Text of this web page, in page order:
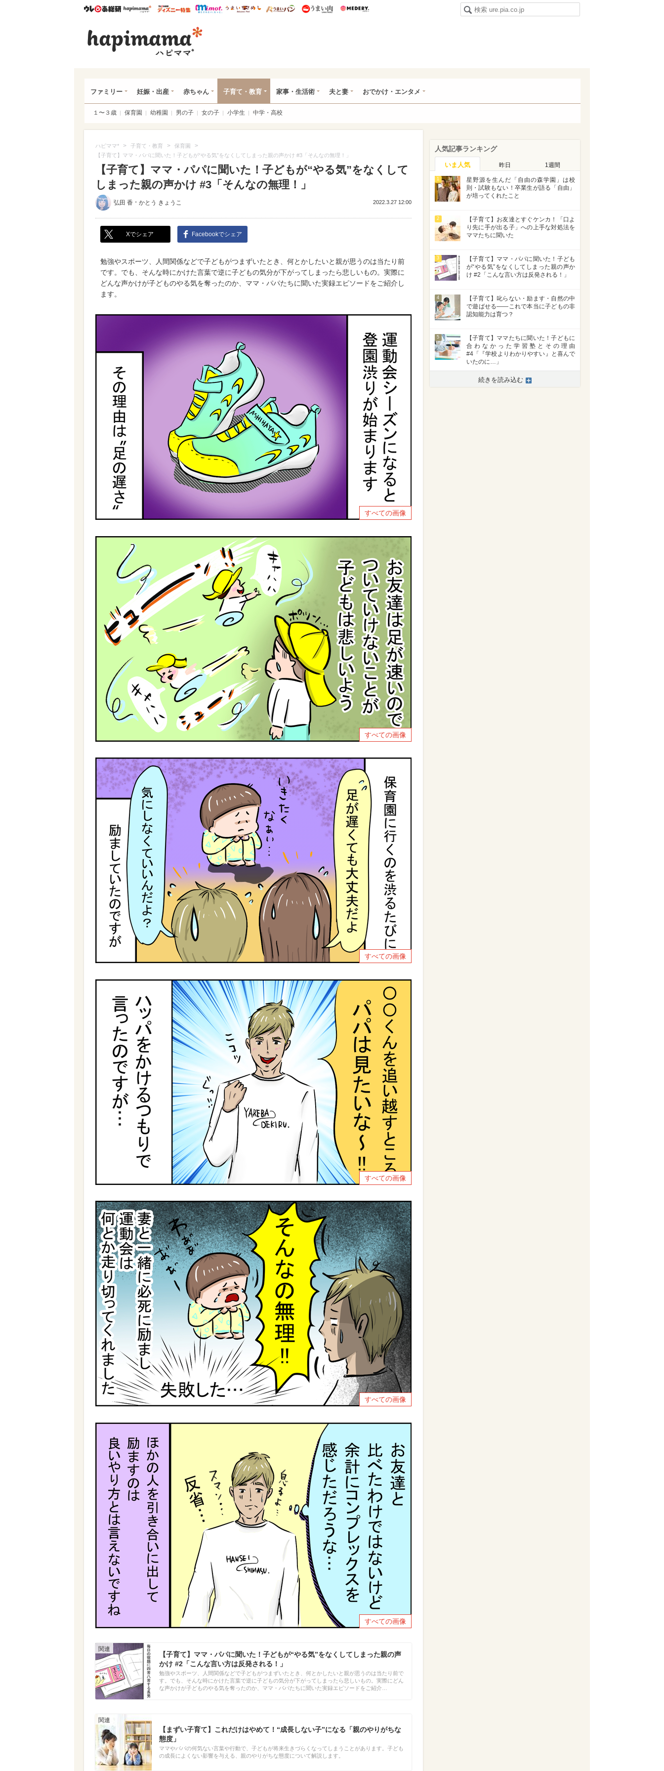
ウレぴあ総研ハピママ* ウレぴあ総研 ディズニー特集
mimot. うまいめし うまいパン うまい肉
ファミリー 妊娠・出産 赤ちゃん 子育て・教育 家事・生活術 夫と妻 おでかけ・エンタメ
１〜３歳 保育園 幼稚園 男の子 女の子 小学生 中学・高校
ハピママ* > 子育て・教育 > 保育園 >
【子育て】ママ・パパに聞いた！子どもが“やる気”をなくしてしまった親の声かけ #3「そんなの無理！」
【子育て】ママ・パパに聞いた！子どもが“やる気”をなくして
しまった親の声かけ #3「そんなの無理！」
弘田 香 ・ かとう きょうこ 2022.3.27 12:00
Xでシェア Facebookでシェア
勉強やスポーツ、人間関係などで子どもがつまずいたとき、何とかしたいと親が思うのは当たり前
です。でも、そんな時にかけた言葉で逆に子どもの気分が下がってしまったら悲しいもの。実際に
どんな声かけが子どものやる気を奪ったのか、ママ・パパたちに聞いた実録エピソードをご紹介し
ます。
すべての画像
すべての画像
すべての画像
すべての画像
すべての画像
すべての画像
【子育て】ママ・パパに聞いた！子どもが“やる気”をなくしてしまった親の声
かけ #2「こんな言い方は反発される！」
勉強やスポーツ、人間関係などで子どもがつまずいたとき、何とかしたいと親が思うのは当たり前で
す。でも、そんな時にかけた言葉で逆に子どもの気分が下がってしまったら悲しいもの。実際にどん
な声かけが子どものやる気を奪ったのか、ママ・パパたちに聞いた実録エピソードをご紹介…
【まずい子育て】これだけはやめて！“成長しない子”になる「親のやりがちな
態度」
ママやパパの何気ない言葉や行動で、子どもが将来生きづらくなってしまうことがあります。子ども
の成長によくない影響を与える、親のやりがちな態度について解説します。
人気記事ランキング
いま人気 昨日 1週間
1
星野源を生んだ「自由の森学園」は校
則・試験もない！卒業生が語る「自由」
が培ってくれたこと
2
【子育て】お友達とすぐケンカ！「口よ
り先に手が出る子」への上手な対処法を
ママたちに聞いた
3
【子育て】ママ・パパに聞いた！子ども
が“やる気”をなくしてしまった親の声か
け #2「こんな言い方は反発される！」
4
【子育て】叱らない・励ます・自然の中
で遊ばせる――これで本当に子どもの非
認知能力は育つ？
5
【子育て】ママたちに聞いた！子どもに
合わなかった学習塾とその理由
#4「『学校よりわかりやすい』と喜んで
いたのに…」
続きを読み込む